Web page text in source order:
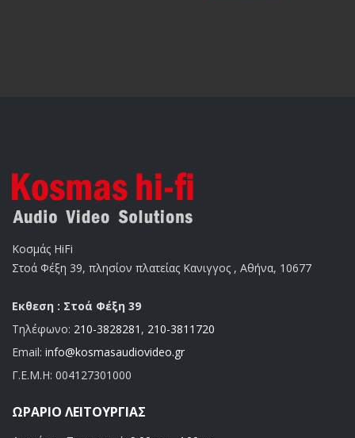
Κοσμάς HiFi
Στοά Φέξη 39, πλησίον πλατείας Κανιγγος , Αθήνα, 10677
Εκθεση : Στοά Φέξη 39
Τηλέφωνο: 210-3828281 , 210-3811720
Email: info@kosmasaudiovideo.gr
Γ.Ε.Μ.Η: 004127301000
ΩΡΆΡΙΟ ΛΕΙΤΟΥΡΓΊΑΣ